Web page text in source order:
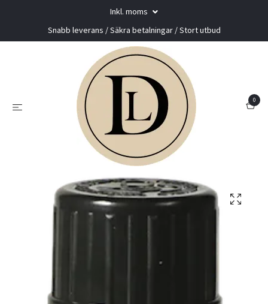
Inkl. moms
Snabb leverans / Säkra betalningar / Stort utbud
0